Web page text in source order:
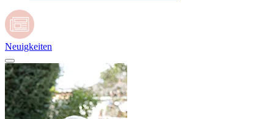
Neuigkeiten